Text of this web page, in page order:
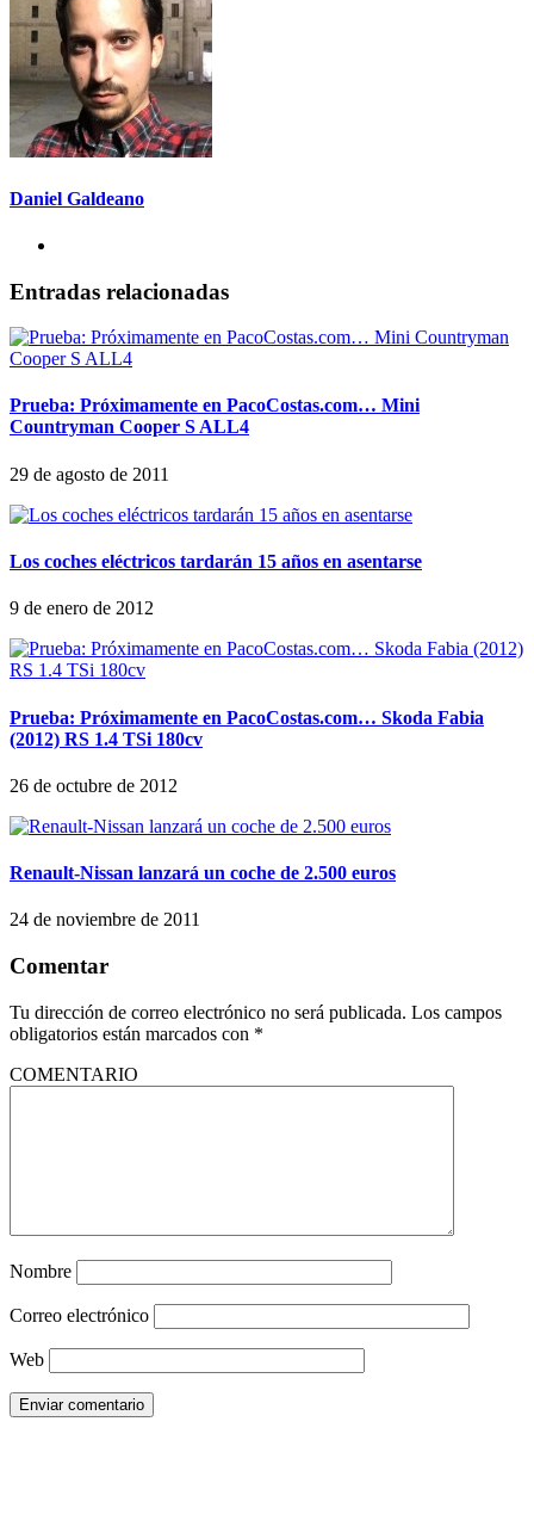
Daniel Galdeano
Entradas relacionadas
Prueba: Próximamente en PacoCostas.com… Mini
Countryman Cooper S ALL4
29 de agosto de 2011
Los coches eléctricos tardarán 15 años en asentarse
9 de enero de 2012
Prueba: Próximamente en PacoCostas.com… Skoda Fabia
(2012) RS 1.4 TSi 180cv
26 de octubre de 2012
Renault-Nissan lanzará un coche de 2.500 euros
24 de noviembre de 2011
Comentar
Tu dirección de correo electrónico no será publicada. Los campos
obligatorios están marcados con *
COMENTARIO
Nombre
Correo electrónico
Web